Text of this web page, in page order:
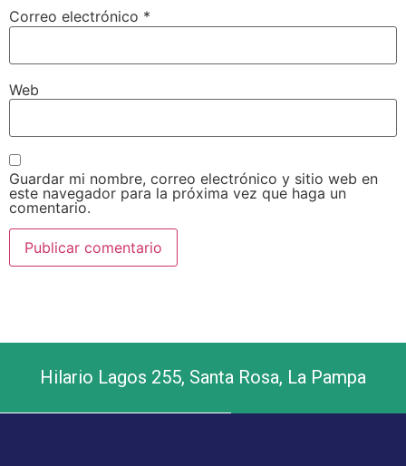
Correo electrónico *
Web
Guardar mi nombre, correo electrónico y sitio web en
este navegador para la próxima vez que haga un
comentario.
Hilario Lagos 255, Santa Rosa, La Pampa